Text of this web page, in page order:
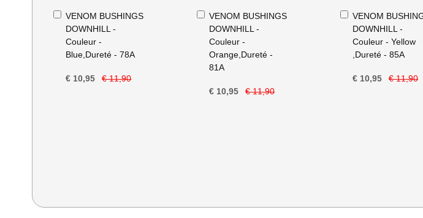
VENOM BUSHINGS
DOWNHILL -
Couleur -
Blue,Dureté - 78A
€ 10,95 € 11,90
In
Winkelwagen
VENOM BUSHINGS
DOWNHILL -
Couleur -
Orange,Dureté -
81A
€ 10,95 € 11,90
In
Winkelwagen
VENOM
DOWNHILL -
Couleur - Yellow
,Dureté - 85A
€ 10,95 € 11,90
In
Winkelwagen